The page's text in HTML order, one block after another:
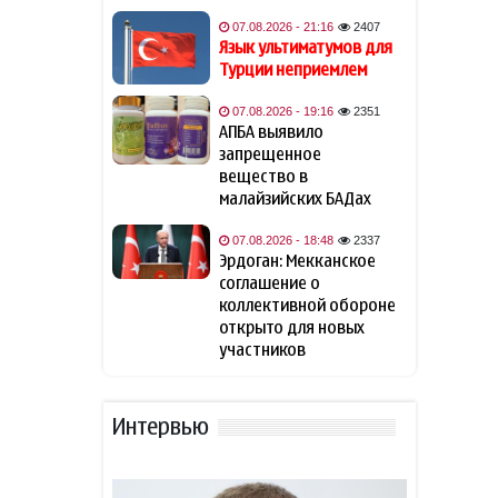
Азербайджану
беспрепятственный доступ
к Нахчывану
11:53
Британия подтвердила
поддержку долгосрочного
мира на Южном Кавказе
В ФИФА прокомментировали
спонсировании любовницы
Фон дер Ляйен захотела
пресечь доходы России «со
всех сторон»
кандидата на пост главы
07.08.2026 - 21:16 2407
Язык ультиматумов для
Турции неприемлем
07.08.2026 - 19:16 2351
АПБА выявило
запрещенное
вещество в
малайзийских БАДах
07.08.2026 - 18:48 2337
Эрдоган: Мекканское
соглашение о
коллективной обороне
открыто для новых
участников
Интервью